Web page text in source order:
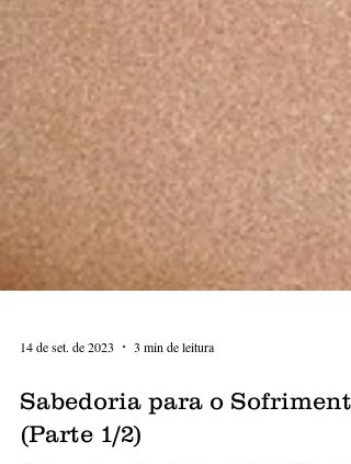
14 de set. de 2023 3 min de leitura
Sabedoria para o Sofrimento